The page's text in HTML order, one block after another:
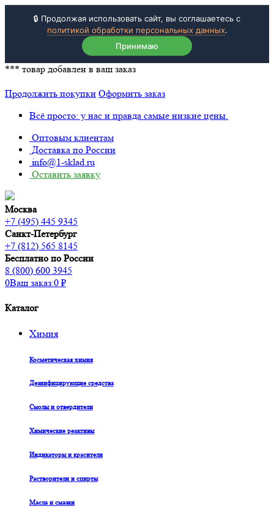
🔒 Продолжая использовать сайт, вы соглашаетесь с
политикой обработки персональных данных.
Принимаю
*** товар добавлен в ваш заказ
Продолжить покупки Оформить заказ
Всё просто: у нас и правда самые низкие цены.
Оптовым клиентам
Доставка по России
info@1-sklad.ru
Оставить заявку
Москва
+7 (495) 445 9345
Санкт-Петербург
+7 (812) 565 8145
Бесплатно по России
8 (800) 600 3945
0Ваш заказ:0 ₽
Каталог
Химия
Косметическая химия
Дезинфицирующие средства
Смолы и отвердители
Химические реактивы
Индикаторы и красители
Растворители и спирты
Масла и смазки